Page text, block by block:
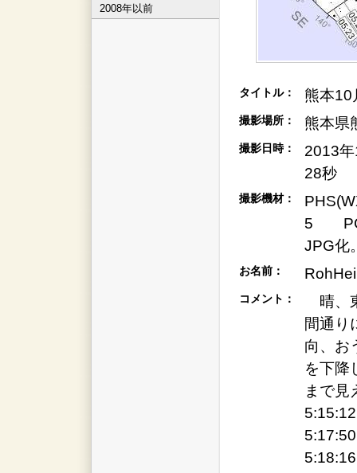
2008年以前
タイトル： 熊本10
撮影場所： 熊本県
撮影日時：
2013
28秒
撮影機材：
5 PC
JPG化
お名前：
コメント：
晴、
間通り
向、お
を下降
まで見